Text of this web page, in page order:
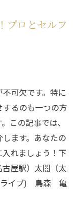
プロとセルフ
可欠です。特に
るのも一つの方
この記事では、
ます。あなたの
れましょう！下
屋駅）太閤（太
ライブ) 鳥森 亀